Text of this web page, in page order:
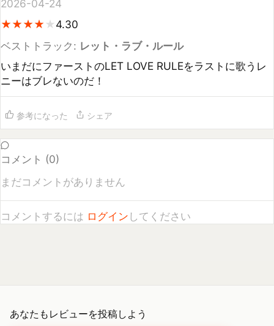
ニーはブレないのだ！
参考になった シェア
コメント (0
まだコメントがありません
あなたもレビューを投稿しよう